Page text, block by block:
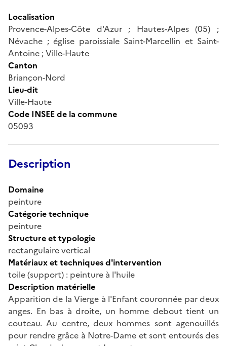
Localisation
Provence-Alpes-Côte d'Azur ; Hautes-Alpes (05) ;
Névache ; église paroissiale Saint-Marcellin et Saint-
Antoine ; Ville-Haute
Canton
Briançon-Nord
Lieu-dit
Ville-Haute
Code INSEE de la commune
05093
Description
Domaine
peinture
Catégorie technique
peinture
Structure et typologie
rectangulaire vertical
Matériaux et techniques d'intervention
toile (support) : peinture à l'huile
Description matérielle
Apparition de la Vierge à l'Enfant couronnée par deux
anges. En bas à droite, un homme debout tient un
couteau. Au centre, deux hommes sont agenouillés
pour rendre grâce à Notre-Dame et sont entourés des